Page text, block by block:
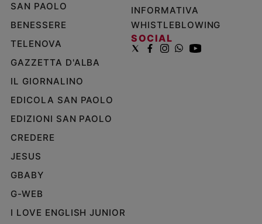
SAN PAOLO
BENESSERE
TELENOVA
GAZZETTA D'ALBA
IL GIORNALINO
EDICOLA SAN PAOLO
EDIZIONI SAN PAOLO
CREDERE
JESUS
GBABY
G-WEB
I LOVE ENGLISH JUNIOR
INFORMATIVA
WHISTLEBLOWING
SOCIAL